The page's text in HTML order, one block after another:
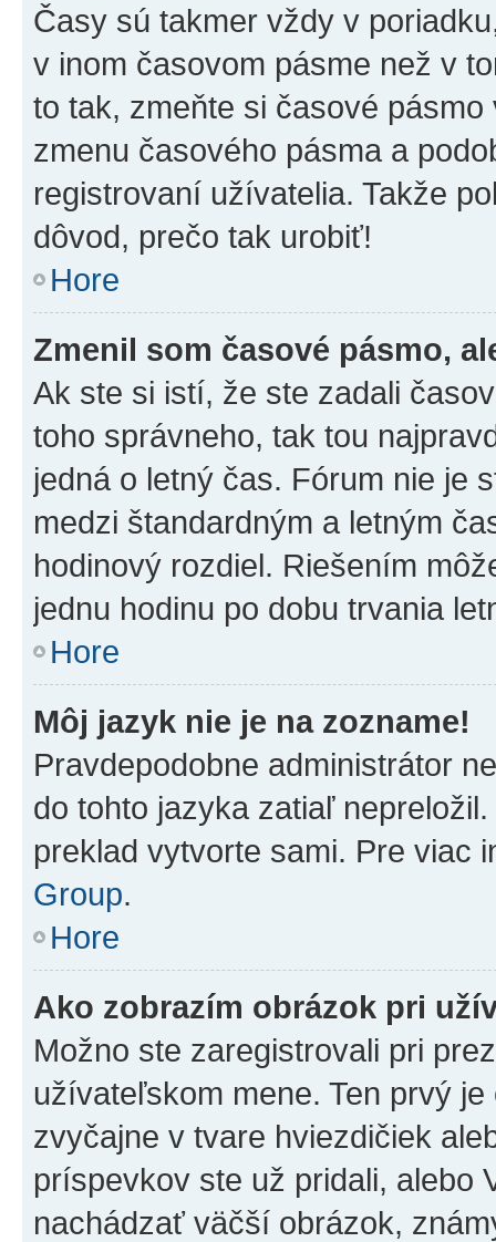
Časy sú takmer vždy v
v inom časovom pásme než v
to tak, zmeňte si časové
zmenu časového pásma a
registrovaní užívatelia. Takže
dôvod, prečo tak urobiť!
Hore
Zmenil som časové pásmo,
Ak ste si istí, že ste zadali
toho správneho, tak tou
jedná o letný čas. Fórum nie je
medzi štandardným a letným
hodinový rozdiel. Riešením
jednu hodinu po dobu trvania
Hore
Môj jazyk nie je na zozname!
Pravdepodobne administrátor
do tohto jazyka zatiaľ
preklad vytvorte sami. Pre viac
Group.
Hore
Ako zobrazím obrázok pri
Možno ste zaregistrovali pri
užívateľskom mene. Ten prvý
zvyčajne v tvare hviezdičiek
príspevkov ste už pridali, alebo
nachádzať väčší obrázok,